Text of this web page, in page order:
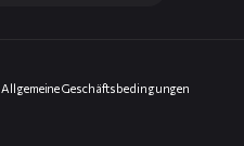
Allgemeine Geschäftsbedingungen